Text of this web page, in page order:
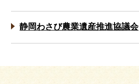
静岡わさび農業遺産推進協議会